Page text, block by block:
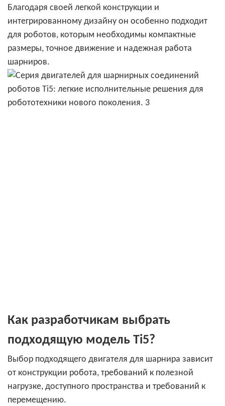
Благодаря своей легкой конструкции и
интегрированному дизайну он особенно подходит
для роботов, которым необходимы компактные
размеры, точное движение и надежная работа
шарниров.
Как разработчикам выбрать
подходящую модель Ti5?
Выбор подходящего двигателя для шарнира зависит
от конструкции робота, требований к полезной
нагрузке, доступного пространства и требований к
перемещению.